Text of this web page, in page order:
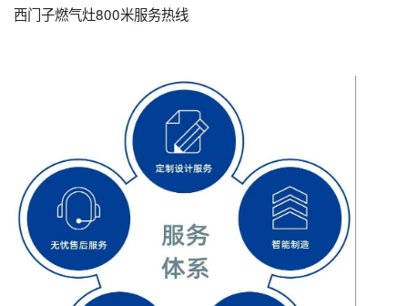
西门子燃气灶800米服务热线